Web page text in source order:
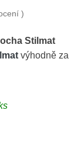
)
Stilmat
výhodně za